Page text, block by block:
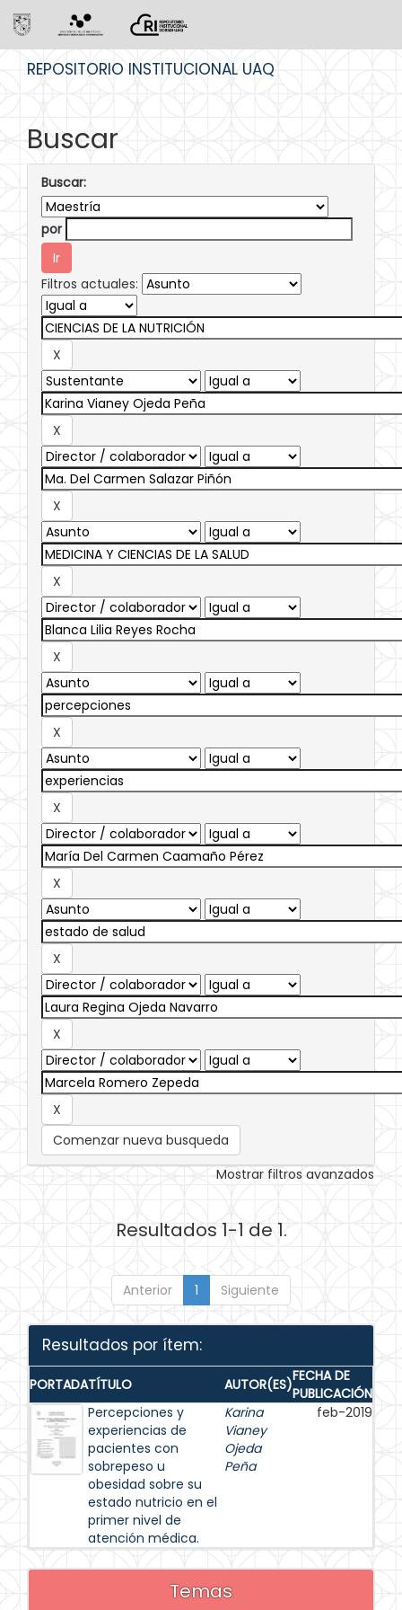
REPOSITORIO INSTITUCIONAL UAQ
Buscar
Buscar:
por
Filtros actuales:
Comenzar nueva busqueda
Mostrar filtros avanzados
Resultados 1-1 de 1.
Anterior 1 Siguiente
Resultados por ítem:
PORTADATÍTULO AUTOR(ES)FECHA DE
PUBLICACIÓN
Percepciones y
experiencias de
pacientes con
sobrepeso u
obesidad sobre su
estado nutricio en el
primer nivel de
atención médica.
Karina
Vianey
Ojeda
Peña
feb-2019
Temas